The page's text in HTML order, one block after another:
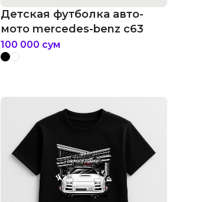
Детская футболка авто-
мото mercedes-benz c63
100 000 сум